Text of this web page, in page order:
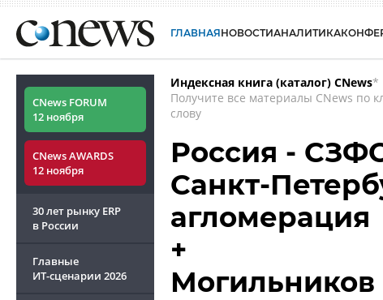
ГЛАВНАЯНОВОСТИАНАЛИТИКА
CNews FORUM
12 ноября
CNews AWARDS
12 ноября
30 лет рынку ERP
в России
Главные
ИТ-сценарии 2026
Индексная книга (каталог) CNews*
Получите все материалы CNews по
слову
Россия -
Санкт-
агломерация
+
Могильников